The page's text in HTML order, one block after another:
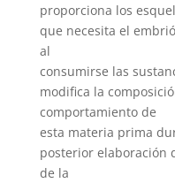
proporciona los
que necesita el
al
consumirse las
modifica la
comportamiento de
esta materia prima
posterior elaboración
de la